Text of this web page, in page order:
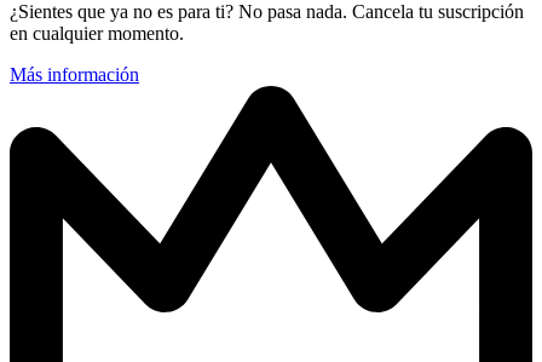
¿Sientes que ya no es para ti? No pasa nada. Cancela tu suscripción
en cualquier momento.
Más información